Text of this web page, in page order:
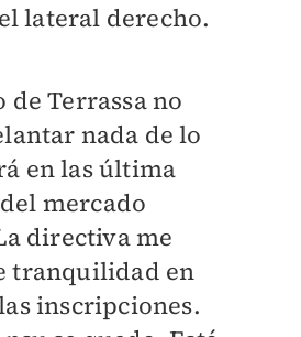
lateral derecho.
de Terrassa no
nada de lo
en las última
mercado
directiva me
tranquilidad en
inscripciones.